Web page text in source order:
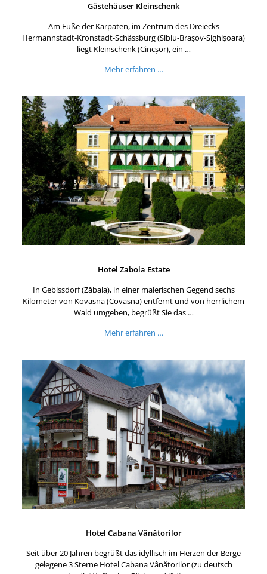
Gästehäuser Kleinschenk
Am Fuße der Karpaten, im Zentrum des Dreiecks
Hermannstadt-Kronstadt-Schässburg (Sibiu-Brașov-Sighișoara)
liegt Kleinschenk (Cincșor), ein …
Mehr erfahren …
Hotel Zabola Estate
In Gebissdorf (Zăbala), in einer malerischen Gegend sechs
Kilometer von Kovasna (Covasna) entfernt und von herrlichem
Wald umgeben, begrüßt Sie das …
Mehr erfahren …
Hotel Cabana Vânătorilor
Seit über 20 Jahren begrüßt das idyllisch im Herzen der Berge
gelegene 3 Sterne Hotel Cabana Vânătorilor (zu deutsch